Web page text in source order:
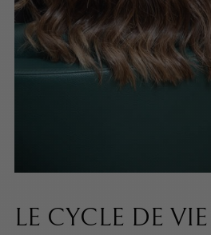
LE CYCLE DE